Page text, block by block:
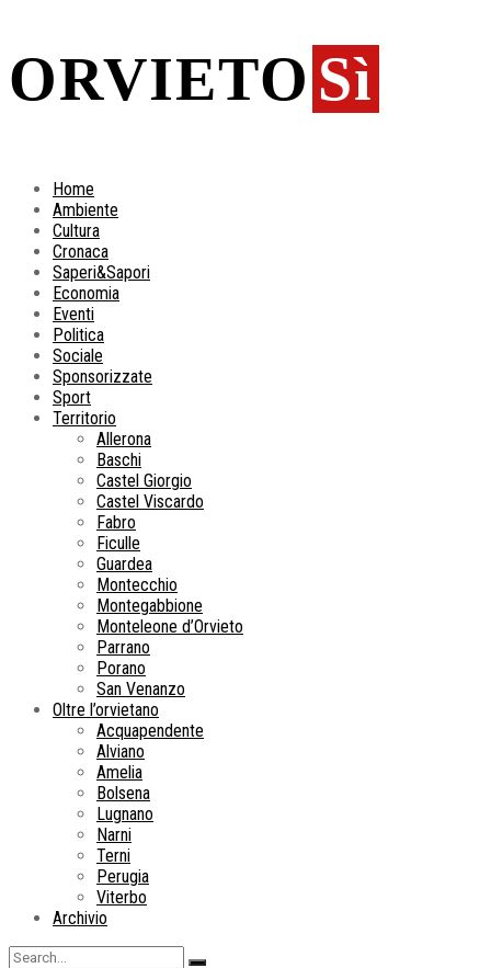
ORVIETO Sì
Home
Ambiente
Cultura
Cronaca
Saperi&Sapori
Economia
Eventi
Politica
Sociale
Sponsorizzate
Sport
Territorio
Allerona
Baschi
Castel Giorgio
Castel Viscardo
Fabro
Ficulle
Guardea
Montecchio
Montegabbione
Monteleone d’Orvieto
Parrano
Porano
San Venanzo
Oltre l’orvietano
Acquapendente
Alviano
Amelia
Bolsena
Lugnano
Narni
Terni
Perugia
Viterbo
Archivio